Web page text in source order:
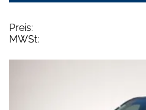
Preis:
MWSt: